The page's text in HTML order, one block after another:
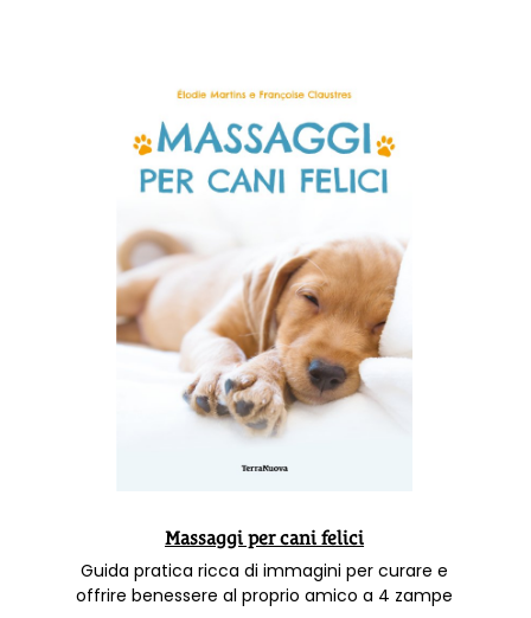
Massaggi per cani felici
Guida pratica ricca di immagini per curare e
offrire benessere al proprio amico a 4 zampe